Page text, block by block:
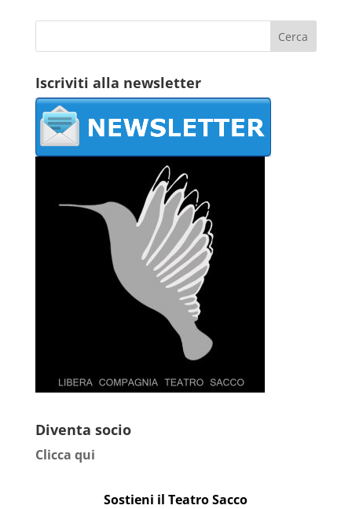
Iscriviti alla newsletter
Diventa socio
Clicca qui
Sostieni il Teatro Sacco